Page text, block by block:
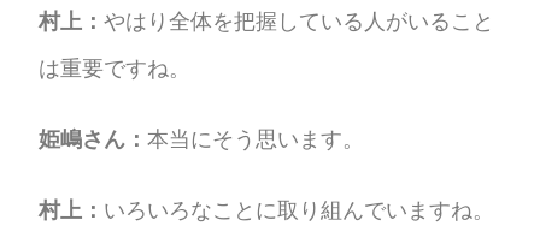
村上：やはり全体を把握している人がいること
は重要ですね。
姫嶋さん：本当にそう思います。
村上： いろいろなことに取り組んでいますね。